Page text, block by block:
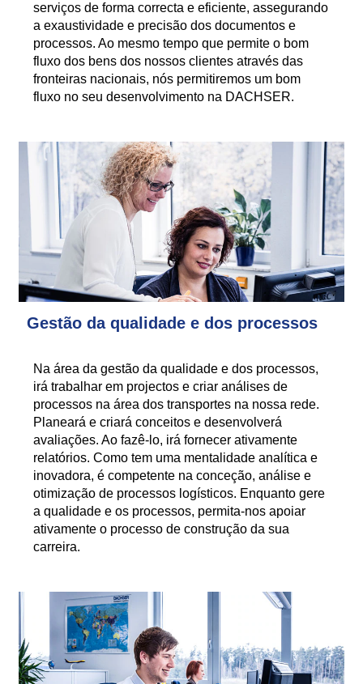
serviços de forma correcta e eficiente, assegurando
a exaustividade e precisão dos documentos e
processos. Ao mesmo tempo que permite o bom
fluxo dos bens dos nossos clientes através das
fronteiras nacionais, nós permitiremos um bom
fluxo no seu desenvolvimento na DACHSER.
Gestão da qualidade e dos processos
Na área da gestão da qualidade e dos processos,
irá trabalhar em projectos e criar análises de
processos na área dos transportes na nossa rede.
Planeará e criará conceitos e desenvolverá
avaliações. Ao fazê-lo, irá fornecer ativamente
relatórios. Como tem uma mentalidade analítica e
inovadora, é competente na conceção, análise e
otimização de processos logísticos. Enquanto gere
a qualidade e os processos, permita-nos apoiar
ativamente o processo de construção da sua
carreira.